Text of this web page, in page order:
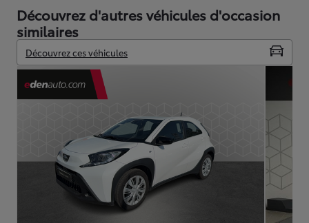
Découvrez d'autres véhicules d'occasion
similaires
Découvrez ces véhicules